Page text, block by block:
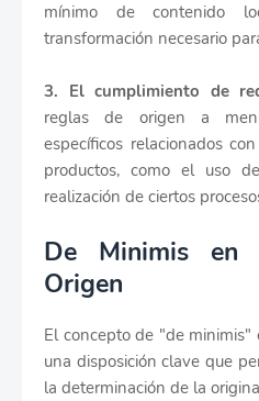
mínimo de contenido
transformación necesario
3. El cumplimiento de
reglas de origen a
específicos relacionados
productos, como el uso
realización de ciertos
De Minimis en
Origen
El concepto de "de
una disposición clave que
la determinación de la